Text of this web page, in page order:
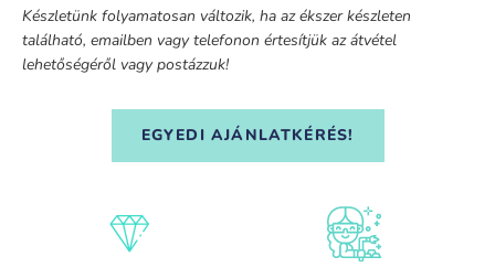
Készletünk folyamatosan változik, ha az ékszer készleten
található, emailben vagy telefonon értesítjük az átvétel
lehetőségéről vagy postázzuk!
EGYEDI AJÁNLATKÉRÉS!